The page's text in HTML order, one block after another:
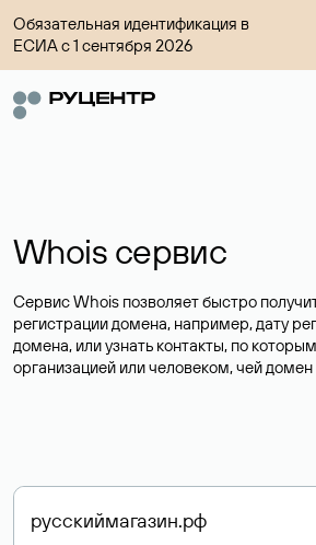
Обязательная идентификация в
ЕСИА с 1 сентября 2026
Whois сервис
Сервис Whois позволяет быстро
регистрации домена, например, дату
домена, или узнать контакты, по
организацией или человеком, чей